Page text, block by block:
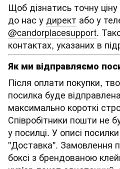
Щоб дізнатись точну
до нас у директ або у
@candorplacesupport.
контактах, указаних в
Як ми відправляємо
Після оплати покупки,
посилка буде
максимально короткі
Співробітники пошти не
у посилці. У описі
"Доставка". Замовлення
боксі з брендованою